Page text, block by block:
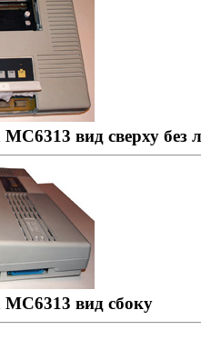
вид сверху
МС6313 вид сбоку